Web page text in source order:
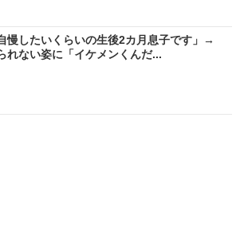
慢したいくらいの生後2カ月息子です」→
れない姿に「イケメンくんだ...